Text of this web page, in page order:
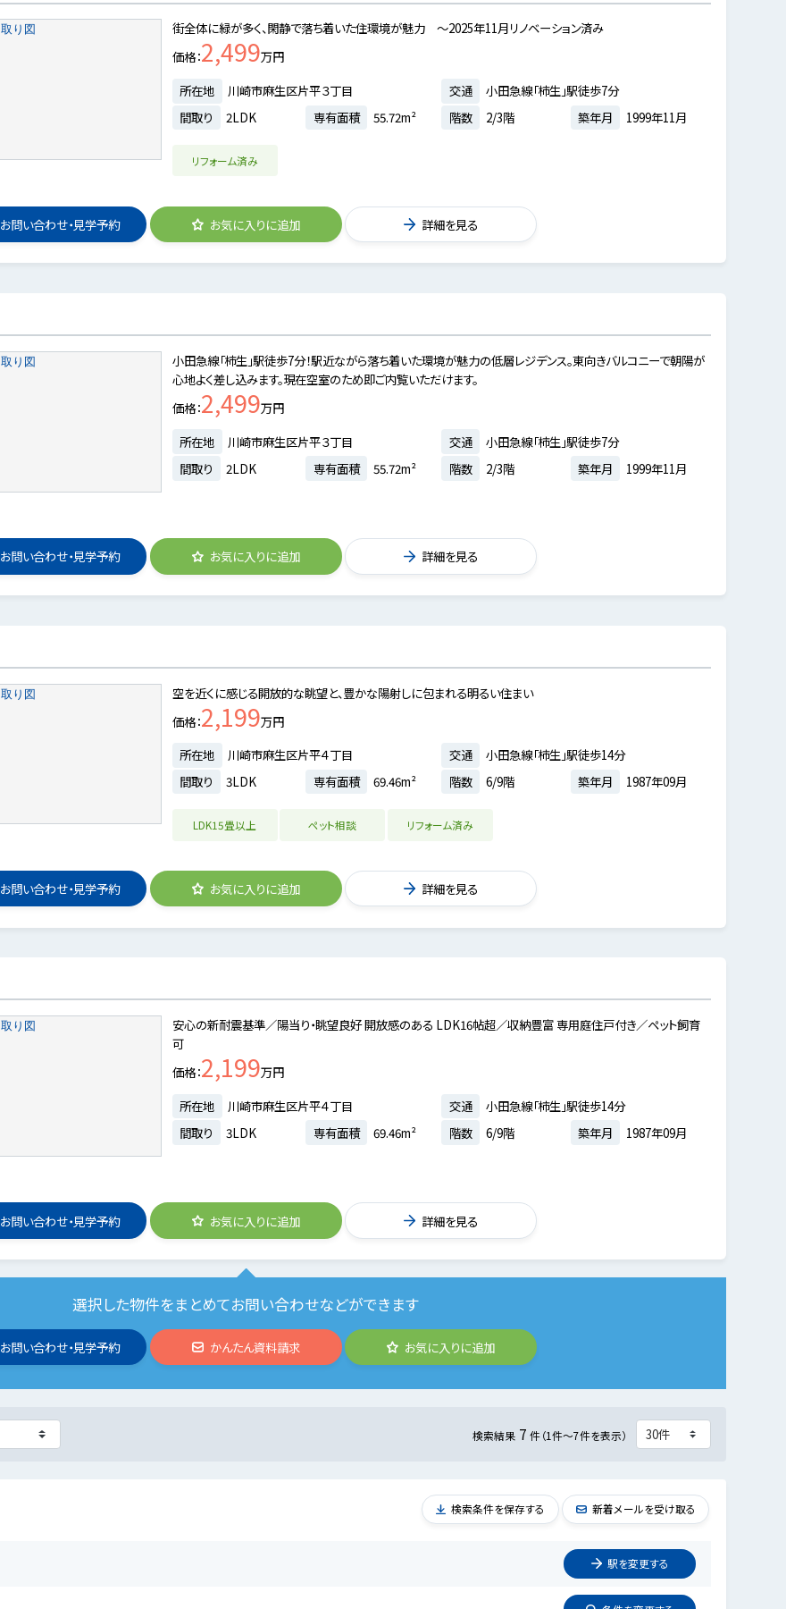
街全体に緑が多く、閑静で落ち着いた住環境が魅力 ～2025年11月リノベーション済み
価格 2,499万円
所在地
川崎市麻生区片平３丁目 交通
小田急線「柿生」駅徒歩7分
間取り
2LDK 専有面積 55.72m² 階数 2/3階 築年月 1999年11月
リフォーム済み
お問い合わせ・見学予約 お気に入りに追加 詳細を見る
小田急線「柿生」駅徒歩7分！駅近ながら落ち着いた環境が魅力の低層レジデンス。東向きバルコニーで朝陽が
心地よく差し込みます。現在空室のため即ご内覧いただけます。
価格 2,499万円
所在地
川崎市麻生区片平３丁目 交通
小田急線「柿生」駅徒歩7分
間取り
2LDK 専有面積 55.72m² 階数 2/3階 築年月 1999年11月
お問い合わせ・見学予約 お気に入りに追加 詳細を見る
空を近くに感じる開放的な眺望と、豊かな陽射しに包まれる明るい住まい
価格 2,199万円
所在地
川崎市麻生区片平４丁目 交通
小田急線「柿生」駅徒歩14分
間取り
3LDK 専有面積 69.46m² 階数 6/9階 築年月 1987年09月
LDK15畳以上 ペット相談 リフォーム済み
お問い合わせ・見学予約 お気に入りに追加 詳細を見る
安心の新耐震基準／陽当り・眺望良好 開放感のある LDK16帖超／収納豊富 専用庭住戸付き／ペット飼育
可
価格 2,199万円
所在地
川崎市麻生区片平４丁目 交通
小田急線「柿生」駅徒歩14分
間取り
3LDK 専有面積 69.46m² 階数 6/9階 築年月 1987年09月
お問い合わせ・見学予約 お気に入りに追加 詳細を見る
選択した物件をまとめてお問い合わせなどができます
お問い合わせ・見学予約 かんたん資料請求 お気に入りに追加
検索結果 7 件（1件～7件を表示）
駅を変更する
検索条件を保存する 新着メールを受け取る